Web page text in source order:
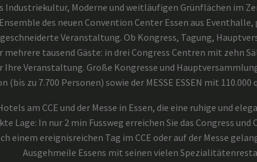
Industriekultur, Moderne und weitläufigen Grünflächen im
des neuen Convention Center Essen aus
Veranstaltung. Ob Kongress, Tagung,
tausend Gäste: in drei Congress Centren mit zehn
Ihre Veranstaltung. Große Kongresse und
zu 7.700 Personen) sowie der MESSE ESSEN mit
am CCE und der Messe in Essen, die eine ruhige und
Lage: In nur 2 min Fussweg erreichen Sie das Congress
einem ereignisreichen Tag im CCE oder auf der Messe
Ausgehmeile Essens mit seinen vielen